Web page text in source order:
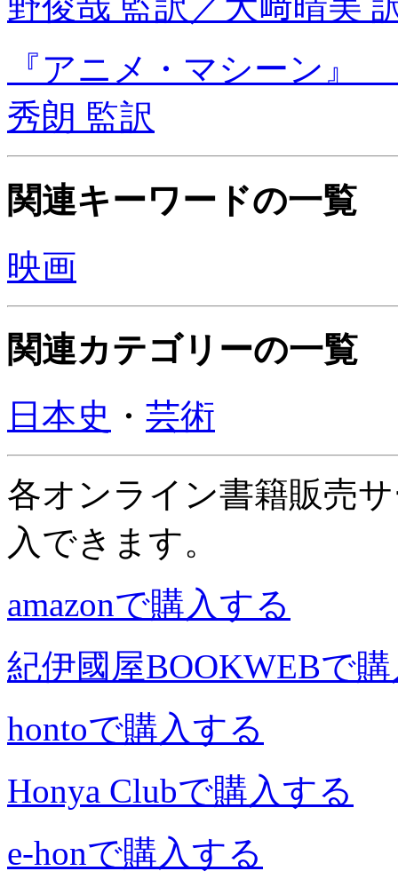
『アニメ・マシーン』
秀朗 監訳
関連キーワードの一覧
映画
関連カテゴリーの一覧
日本史 ・ 芸術
各オンライン書籍販売
入できます。
amazonで購入する
紀伊國屋BOOKWEBで
hontoで購入する
Honya Clubで購入する
e-honで購入する